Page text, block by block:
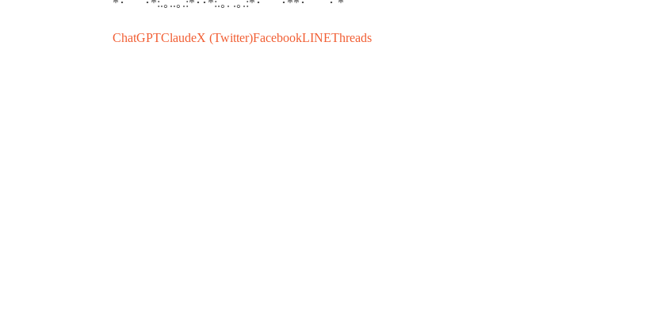
* ･゜ﾟ･ *:.｡ ..｡ .:* ･･ *:.｡ . .｡ .:* ･゜ﾟ･ ** ･゜ﾟ・ *
ChatGPTClaudeX (Twitter)FacebookLINEThreads